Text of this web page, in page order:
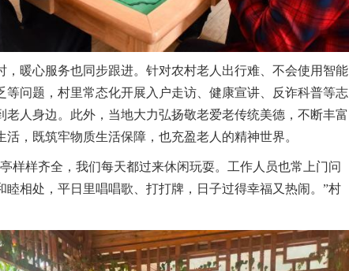
暖心服务也同步跟进。针对农村老人出行难、不会使用智能
等问题，村里常态化开展入户走访、健康宣讲、反诈科普等志
老人身边。此外，当地大力弘扬敬老爱老传统美德，不断丰富
活，既筑牢物质生活保障，也充盈老人的精神世界。
样齐全，我们每天都过来休闲玩耍。工作人员也常上门问
睦相处，平日里唱唱歌、打打牌，日子过得幸福又热闹。”村